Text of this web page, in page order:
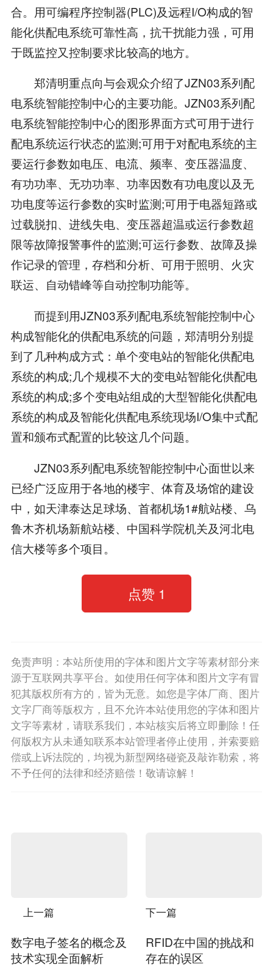
合。用可编程序控制器(PLC)及远程I/O构成的智
能化供配电系统可靠性高，抗干扰能力强，可用
于既监控又控制要求比较高的地方。
郑清明重点向与会观众介绍了JZN03系列配
电系统智能控制中心的主要功能。JZN03系列配
电系统智能控制中心的图形界面方式可用于进行
配电系统运行状态的监测;可用于对配电系统的主
要运行参数如电压、电流、频率、变压器温度、
有功功率、无功功率、功率因数有功电度以及无
功电度等运行参数的实时监测;可用于电器短路或
过载脱扣、进线失电、变压器超温或运行参数超
限等故障报警事件的监测;可运行参数、故障及操
作记录的管理，存档和分析、可用于照明、火灾
联运、自动错峰等自动控制功能等。
而提到用JZN03系列配电系统智能控制中心
构成智能化的供配电系统的问题，郑清明分别提
到了几种构成方式：单个变电站的智能化供配电
系统的构成;几个规模不大的变电站智能化供配电
系统的构成;多个变电站组成的大型智能化供配电
系统的构成及智能化供配电系统现场I/O集中式配
置和颁布式配置的比较这几个问题。
JZN03系列配电系统智能控制中心面世以来
已经广泛应用于各地的楼宇、体育及场馆的建设
中，如天津泰达足球场、首都机场1#航站楼、乌
鲁木齐机场新航站楼、中国科学院机关及河北电
信大楼等多个项目。
点赞 1
免责声明：本站所使用的字体和图片文字等素材部分来
源于互联网共享平台。如使用任何字体和图片文字有冒
犯其版权所有方的，皆为无意。如您是字体厂商、图片
文字厂商等版权方，且不允许本站使用您的字体和图片
文字等素材，请联系我们，本站核实后将立即删除！任
何版权方从未通知联系本站管理者停止使用，并索要赔
偿或上诉法院的，均视为新型网络碰瓷及敲诈勒索，将
不予任何的法律和经济赔偿！敬请谅解！
上一篇
数字电子签名的概念及
技术实现全面解析
下一篇
RFID在中国的挑战和
存在的误区